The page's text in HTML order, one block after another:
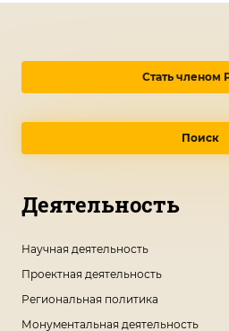
Стать членом
Поиск
Деятельность
Научная деятельность
Проектная деятельность
Региональная политика
Монументальная деятельность